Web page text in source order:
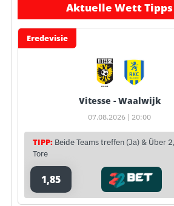
Aktuelle Wett Tipps
Eredevisie
Vitesse - Waalwijk
07.08.2026 | 20:00
TIPP: Beide Teams treffen (Ja) & Über
Tore
1,85